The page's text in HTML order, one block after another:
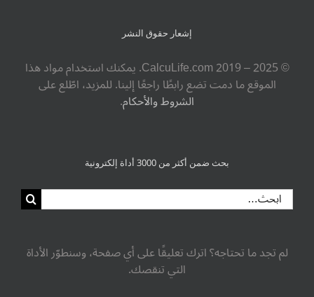
إشعار حقوق النشر
© ‎CalcuLife.com‎ 2019 – 2025. يمكنك استخدام مواد هذا
الموقع ما دمت تضع رابطًا راجعًا إلينا. للمزيد، اطّلع على
الشروط والأحكام.
بحث ضمن أكثر من 3000 أداة إلكترونية
لم تجد ما تحتاجه؟ اترك تعليقًا على أي صفحة، وسنطوّر الأداة
التي تنقصك.